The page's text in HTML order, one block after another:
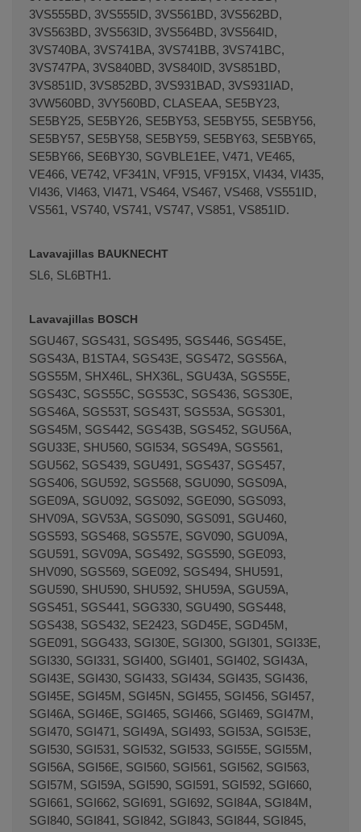
3VS555BD, 3VS555ID, 3VS561BD, 3VS562BD,
3VS563BD, 3VS563ID, 3VS564BD, 3VS564ID,
3VS740BA, 3VS741BA, 3VS741BB, 3VS741BC,
3VS747PA, 3VS840BD, 3VS840ID, 3VS851BD,
3VS851ID, 3VS852BD, 3VS931BAD, 3VS931IAD,
3VW560BD, 3VY560BD, CLASEAA, SE5BY23,
SE5BY25, SE5BY26, SE5BY53, SE5BY55, SE5BY56,
SE5BY57, SE5BY58, SE5BY59, SE5BY63, SE5BY65,
SE5BY66, SE6BY30, SGVBLE1EE, V471, VE465,
VE466, VE742, VF341N, VF915, VF915X, VI434, VI435,
VI436, VI463, VI471, VS464, VS467, VS468, VS551ID,
VS561, VS740, VS741, VS747, VS851, VS851ID.
Lavavajillas BAUKNECHT
SL6, SL6BTH1.
Lavavajillas BOSCH
SGU467, SGS431, SGS495, SGS446, SGS45E,
SGS43A, B1STA4, SGS43E, SGS472, SGS56A,
SGS55M, SHX46L, SHX36L, SGU43A, SGS55E,
SGS43C, SGS55C, SGS53C, SGS436, SGS30E,
SGS46A, SGS53T, SGS43T, SGS53A, SGS301,
SGS45M, SGS442, SGS43B, SGS452, SGU56A,
SGU33E, SHU560, SGI534, SGS49A, SGS561,
SGU562, SGS439, SGU491, SGS437, SGS457,
SGS406, SGU592, SGS568, SGU090, SGS09A,
SGE09A, SGU092, SGS092, SGE090, SGS093,
SHV09A, SGV53A, SGS090, SGS091, SGU460,
SGS593, SGS468, SGS57E, SGV090, SGU09A,
SGU591, SGV09A, SGS492, SGS590, SGE093,
SHV090, SGS569, SGE092, SGS494, SHU591,
SGU590, SHU590, SHU592, SHU59A, SGU59A,
SGS451, SGS441, SGG330, SGU490, SGS448,
SGS438, SGS432, SE2423, SGD45E, SGD45M,
SGE091, SGG433, SGI30E, SGI300, SGI301, SGI33E,
SGI330, SGI331, SGI400, SGI401, SGI402, SGI43A,
SGI43E, SGI430, SGI433, SGI434, SGI435, SGI436,
SGI45E, SGI45M, SGI45N, SGI455, SGI456, SGI457,
SGI46A, SGI46E, SGI465, SGI466, SGI469, SGI47M,
SGI470, SGI471, SGI49A, SGI493, SGI53A, SGI53E,
SGI530, SGI531, SGI532, SGI533, SGI55E, SGI55M,
SGI56A, SGI56E, SGI560, SGI561, SGI562, SGI563,
SGI57M, SGI59A, SGI590, SGI591, SGI592, SGI660,
SGI661, SGI662, SGI691, SGI692, SGI84A, SGI84M,
SGI840, SGI841, SGI842, SGI843, SGI844, SGI845,